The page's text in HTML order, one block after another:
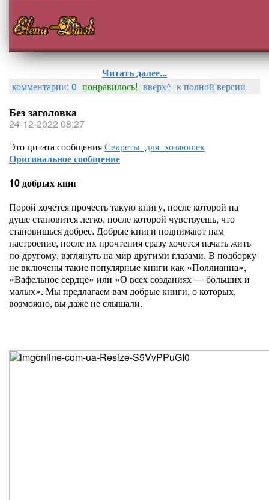
Читать далее...
комментарии: 0 понравилось! вверх^ к полной версии
Без заголовка
24-12-2022 08:27
Это цитата сообщенияСекреты_для_хозяюшек
Оригинальное сообщение
10 добрых книг
Порой хочется прочесть такую книгу, после которой на
душе становится легко, после которой чувствуешь, что
становишься добрее. Добрые книги поднимают нам
настроение, после их прочтения сразу хочется начать жить
по-другому, взглянуть на мир другими глазами. В подборку
не включены такие популярные книги как «Поллианна»,
«Вафельное сердце» или «О всех созданиях — больших и
малых». Мы предлагаем вам добрые книги, о которых,
возможно, вы даже не слышали.